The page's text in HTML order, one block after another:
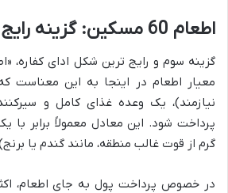
اطعام 60 مسکین: گزینه رایج برای ادای کفاره
معیار اطعام در اینجا به این معناست
نیازمند)، یک وعده غذای کامل و
گرم از قوت غالب منطقه، مانند گندم یا
در خصوص پرداخت پول به جای اطعام،